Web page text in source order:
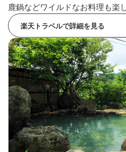
鹿鍋などワイルドなお料理も楽
楽天トラベルで詳細を見る